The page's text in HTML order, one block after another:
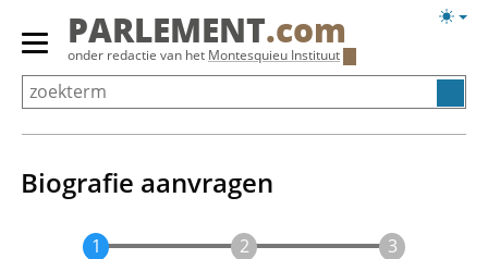
Overslaan
Primair
menu
tonen/verbergen
PARLEMENT.com
onder redactie van het Montesquieu Instituut
Biografie aanvragen